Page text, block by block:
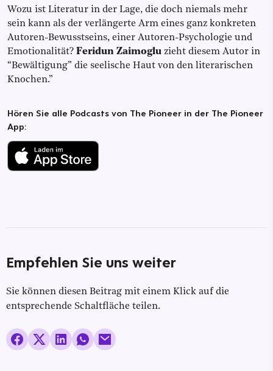
Wozu ist Literatur in der Lage, die doch niemals mehr
sein kann als der verlängerte Arm eines ganz konkreten
Autoren-Bewusstseins, einer Autoren-Psychologie und
Emotionalität? Feridun Zaimoglu zieht diesem Autor in
“Bewältigung” die seelische Haut von den literarischen
Knochen.”
Hören Sie alle Podcasts von The Pioneer in der The Pioneer
App:
Empfehlen Sie uns weiter
Sie können diesen Beitrag mit einem Klick auf die
entsprechende Schaltfläche teilen.